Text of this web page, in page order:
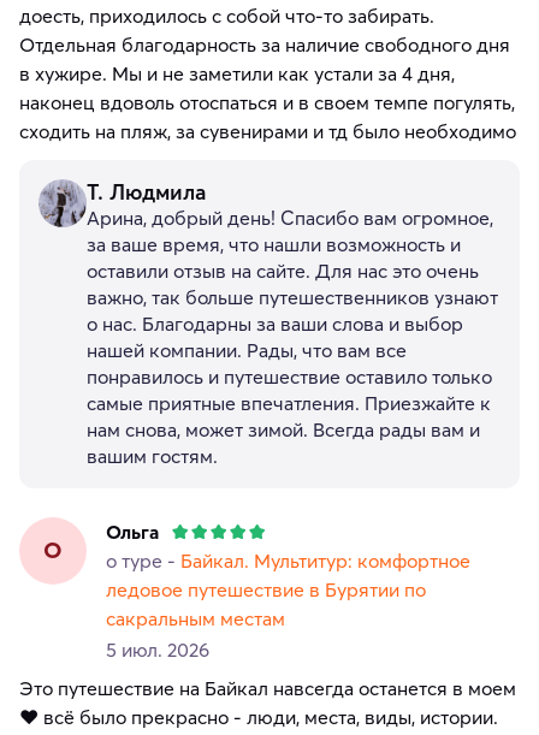
доесть, приходилось с собой что-то забирать.
Отдельная благодарность за наличие свободного дня
в хужире. Мы и не заметили как устали за 4 дня,
наконец вдоволь отоспаться и в своем темпе погулять,
сходить на пляж, за сувенирами и тд было необходимо
Т. Людмила
Арина, добрый день! Спасибо вам огромное,
за ваше время, что нашли возможность и
оставили отзыв на сайте. Для нас это очень
важно, так больше путешественников узнают
о нас. Благодарны за ваши слова и выбор
нашей компании. Рады, что вам все
понравилось и путешествие оставило только
самые приятные впечатления. Приезжайте к
нам снова, может зимой. Всегда рады вам и
вашим гостям.
О
Ольга
о туре - Байкал. Мультитур: комфортное
ледовое путешествие в Бурятии по
сакральным местам
5 июл. 2026
Это путешествие на Байкал навсегда останется в моем
❤️ всё было прекрасно - люди, места, виды, истории.